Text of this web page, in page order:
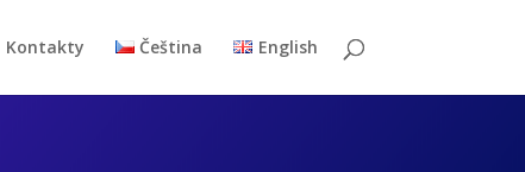
Kontakty Čeština English